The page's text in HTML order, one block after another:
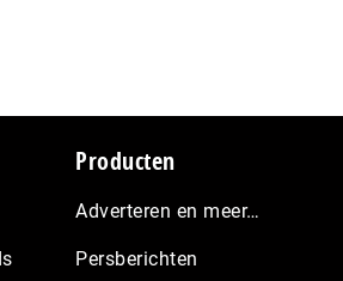
Producten
Adverteren en meer…
Persberichten